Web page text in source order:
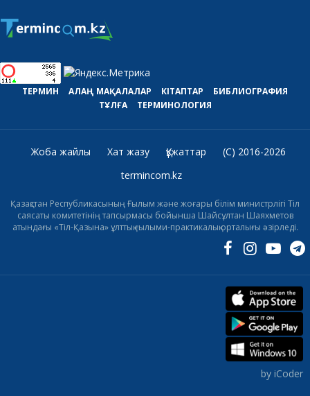
ТЕРМИН АЛАҢ МАҚАЛАЛАР КІТАПТАР
БИБЛИОГРАФИЯ
ТҰЛҒА
ТЕРМИНОЛОГИЯ
Жоба жайлы Хат жазу Құжаттар
(C) 2016-2026
termincom.kz
Қазақстан Республикасының Ғылым және жоғары білім министрлігі Тіл
саясаты комитетінің тапсырмасы бойынша Шайсұлтан Шаяхметов
атындағы «Тіл-Қазына» ұлттық ғылыми-практикалық орталығы әзірледі.
by iCoder